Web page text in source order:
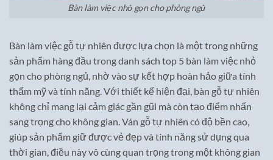
Bàn làm việc nhỏ gọn cho phòng ngủ
Bàn làm việc gỗ tự nhiên được lựa chọn là một trong những
sản phẩm hàng đầu trong danh sách top 5 bàn làm việc nhỏ
gọn cho phòng ngủ, nhờ vào sự kết hợp hoàn hảo giữa tính
thẩm mỹ và tính năng. Với thiết kế hiện đại, bàn gỗ tự nhiên
không chỉ mang lại cảm giác gần gũi mà còn tạo điểm nhấn
sang trọng cho không gian. Ván gỗ tự nhiên có độ bền cao,
giúp sản phẩm giữ được vẻ đẹp và tính năng sử dụng qua
thời gian, điều này vô cùng quan trọng trong một không gian